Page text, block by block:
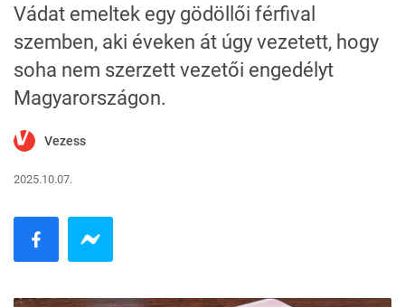
Vádat emeltek egy gödöllői férfival
szemben, aki éveken át úgy vezetett, hogy
soha nem szerzett vezetői engedélyt
Magyarországon.
Vezess
2025.10.07.